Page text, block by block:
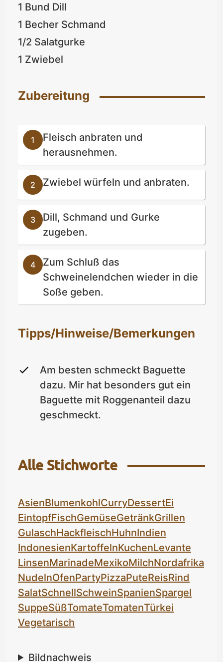
1 Bund Dill
1 Becher Schmand
1/2 Salatgurke
1 Zwiebel
Zubereitung
Fleisch anbraten und
herausnehmen.
Zwiebel würfeln und anbraten.
Dill, Schmand und Gurke
zugeben.
Zum Schluß das
Schweinelendchen wieder in die
Soße geben.
Tipps/Hinweise/Bemerkungen
Am besten schmeckt Baguette
dazu. Mir hat besonders gut ein
Baguette mit Roggenanteil dazu
geschmeckt.
Alle Stichworte
AsienBlumenkohlCurryDessertEi
EintopfFischGemüseGetränkGrillen
GulaschHackfleischHuhnIndien
IndonesienKartoffelnKuchenLevante
LinsenMarinadeMexikoMilchNordafrika
NudelnOfenPartyPizzaPuteReisRind
SalatSchnellSchweinSpanienSpargel
SuppeSüßTomateTomatenTürkei
Vegetarisch
Bildnachweis